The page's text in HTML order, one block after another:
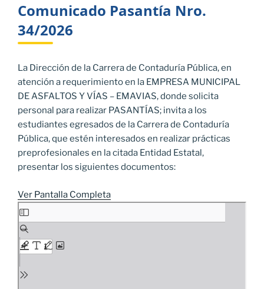
Comunicado Pasantía Nro.
34/2026
La Dirección de la Carrera de Contaduría Pública, en
atención a requerimiento en la EMPRESA MUNICIPAL
DE ASFALTOS Y VÍAS – EMAVIAS, donde solicita
personal para realizar PASANTÍAS; invita a los
estudiantes egresados de la Carrera de Contaduría
Pública, que estén interesados en realizar prácticas
preprofesionales en la citada Entidad Estatal,
presentar los siguientes documentos:
Ver Pantalla Completa
Saltar
al
contenido
del
PDF